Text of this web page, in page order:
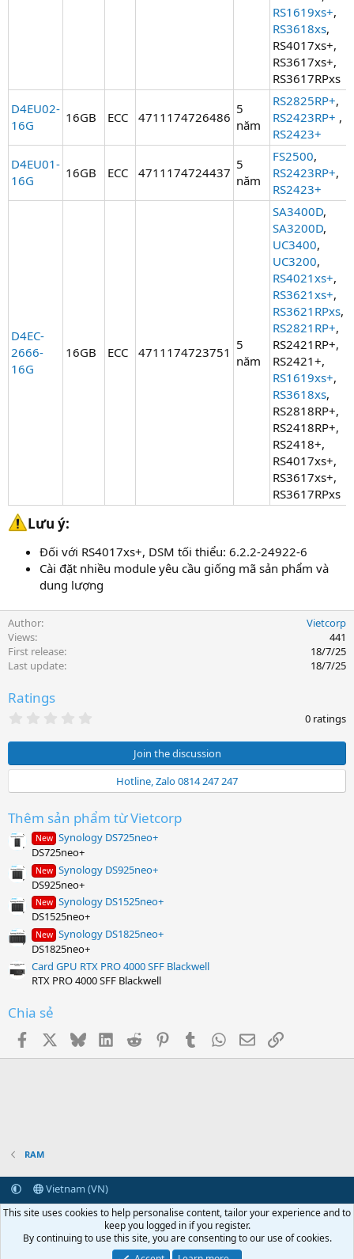
RS1619xs+,
RS3618xs,
RS4017xs+,
RS3617xs+,
RS3617RPxs
D4EU02-
16G
16GB ECC 4711174726486
5
năm
RS2825RP+,
RS2423RP+ ,
RS2423+
D4EU01-
16G
16GB ECC 4711174724437
5
năm
FS2500,
RS2423RP+,
RS2423+
D4EC-
2666-
16G
16GB ECC 4711174723751 5
năm
SA3400D,
SA3200D,
UC3400,
UC3200,
RS4021xs+,
RS3621xs+,
RS3621RPxs,
RS2821RP+,
RS2421RP+,
RS2421+,
RS1619xs+,
RS3618xs,
RS2818RP+,
RS2418RP+,
RS2418+,
RS4017xs+,
RS3617xs+,
RS3617RPxs
Lưu ý:​
Đối với RS4017xs+, DSM tối thiểu: 6.2.2-24922-6
Cài đặt nhiều module yêu cầu giống mã sản phẩm và
dung lượng
Author
Vietcorp
Views
441
First release
18/7/25
Last update
18/7/25
Ratings
0
s
t
a
(
s
)
0 ratings
Join the discussion
Hotline, Zalo 0814 247 247
Thêm sản phẩm từ Vietcorp
New Synology DS725neo+
DS725neo+
New Synology DS925neo+
DS925neo+
New Synology DS1525neo+
DS1525neo+
New Synology DS1825neo+
DS1825neo+
Card GPU RTX PRO 4000 SFF Blackwell
RTX PRO 4000 SFF Blackwell
Chia sẻ
Facebook BlueskyLinkedInReddit PinterestTumblr WhatsApp
EmailLink
RAM
Vietnam (VN)
Terms and rules
Privacy policy Help Home
R
Vietcorp.com Synology vCloudPoint NComputing Centerm
Linh kiện Synology Ổ cứng Synology RAM Synology
This site uses cookies to help personalise content, tailor your experience and to
keep you logged in if you register.
By continuing to use this site, you are consenting to our use of cookies.